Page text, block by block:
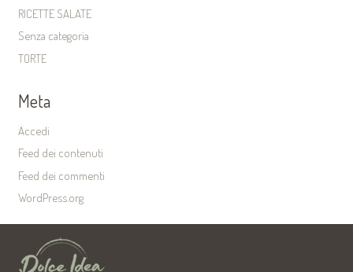
RICETTE SALATE
Senza categoria
TORTE
Meta
Accedi
Feed dei contenuti
Feed dei commenti
WordPress.org